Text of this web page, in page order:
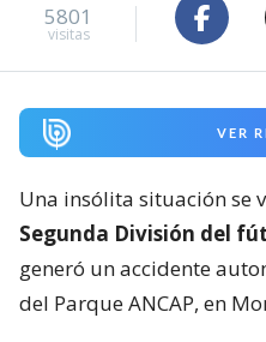
5801
visitas
VER
Una insólita situación se
Segunda División del
generó un accidente
del Parque ANCAP, en